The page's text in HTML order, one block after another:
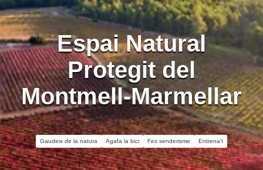
Espai Natural
Protegit del
Montmell-Marmellar
Gaudeix de la natura Agafa la bici Fes senderisme Entrena't